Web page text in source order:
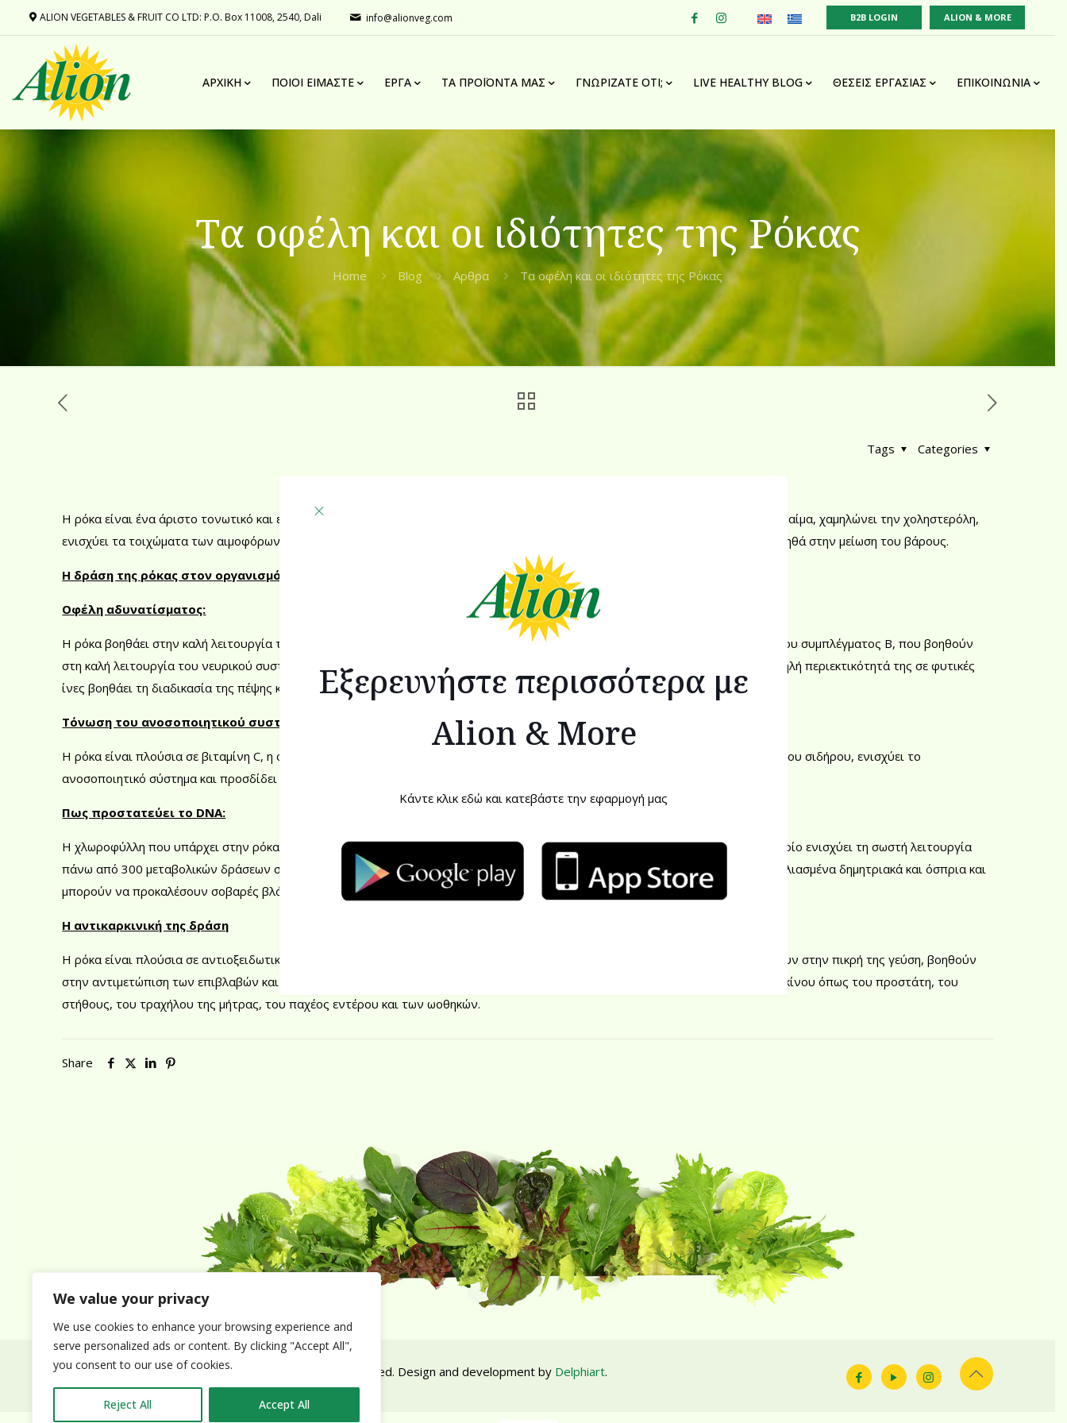
We value your privacy
We use cookies to enhance your browsing experience and
serve personalized ads or content. By clicking "Accept All",
you consent to our use of cookies.
Reject All Accept All
ALION VEGETABLES & FRUIT CO LTD: P.O. Box 11008, 2540, Dali info@alionveg.com B2B LOGIN ALION & MORE
ΑΡΧΙΚΉ ΠΟΙΟΙ ΕΊΜΑΣΤΕ ΈΡΓΑ ΤΑ ΠΡΟΪΌΝΤΑ ΜΑΣ ΓΝΩΡΙΖΑΤΕ ΟΤΙ; LIVE HEALTHY BLOG ΘΈΣΕΙΣ ΕΡΓΑΣΊΑΣ ΕΠΙΚΟΙΝΩΝΊΑ
Τα οφέλη και οι ιδιότητες της Ρόκας
Home Blog Αρθρα Τα οφέλη και οι ιδιότητες της Ρόκας
Categories
Tags
Η ρόκα είναι ένα άριστο τονωτικό και εξαιρετικά υγιεινό λαχανικό. Καθαρίζει το αίμα, βοηθά στην αύξηση της αιμοσφαιρίνης στο αίμα, χαμηλώνει την χοληστερόλη,
ενισχύει τα τοιχώματα των αιμοφόρων αγγείων, μειώνει τα επίπεδα του σακχάρου στο αίμα, σταθεροποιεί το μεταβολισμό και βοηθά στην μείωση του βάρους.
Η δράση της ρόκας στον οργανισμό μας
Οφέλη αδυνατίσματος:
Η ρόκα βοηθάει στην καλή λειτουργία του μεταβολισμού και του νευρικού συστήματος. Έχει υψηλή περιεκτικότητα σε βιταμίνες του συμπλέγματος Β, που βοηθούν
στη καλή λειτουργία του νευρικού συστήματος και του μεταβολισμού. Μία κούπα ρόκα, αντιστοιχεί σε 5 μόλις θερμίδες, ενώ η υψηλή περιεκτικότητά της σε φυτικές
ίνες βοηθάει τη διαδικασία της πέψης και τη σωστή λειτουργία του εντέρου.
Τόνωση του ανοσοποιητικού συστήματος:
Η ρόκα είναι πλούσια σε βιταμίνη C, η οποία βοηθά στον σχηματισμό του κολλαγόνου. Το κολλαγόνο βοηθάει στην απορρόφηση του σιδήρου, ενισχύει το
ανοσοποιητικό σύστημα και προσδίδει εκτατική ισχύ στους συνδετικούς ιστούς.
Πως προστατεύει το DNA:
Η χλωροφύλλη που υπάρχει στην ρόκα, που είναι υπεύθυνη για το πράσινο χρώμα περιέχει μεγάλες ποσότητες μαγνήσιου, το οποίο ενισχύει τη σωστή λειτουργία
πάνω από 300 μεταβολικών δράσεων στον οργανισμό. Επίσης, προστατεύει από τις αφλατοξίνες, που συχνά βρίσκονται σε μουχλιασμένα δημητριακά και όσπρια και
μπορούν να προκαλέσουν σοβαρές βλάβες στο DNA και το συκώτι.
Η αντικαρκινική της δράση
Η ρόκα είναι πλούσια σε αντιοξειδωτικά τα οποία δρουν σαν αντικαρκινική ασπίδα για τον οργανισμό. Τα συστατικά που οφείλουν στην πικρή της γεύση, βοηθούν
στην αντιμετώπιση των επιβλαβών και καρκινογόνων επιδράσεων των οιστρογόνων του οργανισμού. Έτσι απωθούν μορφές καρκίνου όπως του προστάτη, του
στήθους, του τραχήλου της μήτρας, του παχέος εντέρου και των ωοθηκών.
Share
© 2026 Alion Vegetables & Fruits Co. Ltd. All rights reserved. Design and development by Delphiart.
Εξερευνήστε περισσότερα με
Alion & More
Κάντε κλικ εδώ και κατεβάστε την εφαρμογή μας